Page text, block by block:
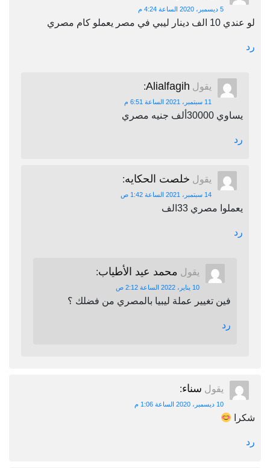
5 ديسمبر، 2020 الساعة 4:24 م
لو عندي 10 الف دينار ليبي في مصر يعملو كام مصري
رد
يقول Alialfagih
:
11 سبتمبر، 2021 الساعة 6:51 م
يساوي 30000ألف جنيه مصري
رد
يقول خلصت الحكايه:
14 سبتمبر، 2021 الساعة 1:42 ص
يعملوا مصري 33الف
رد
يقول محمد عيد الأطياب:
10 يناير، 2022 الساعة 2:12 ص
فين تغيير عملة ليبيا بالمصري من فضلك ؟
رد
يقول سناء:
10 ديسمبر، 2020 الساعة 1:06 م
شكرا
رد